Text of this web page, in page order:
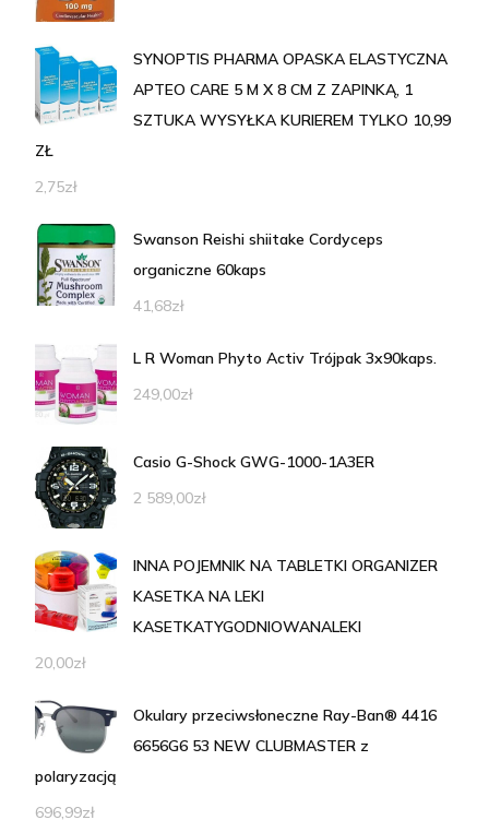
SYNOPTIS PHARMA OPASKA ELASTYCZNA
APTEO CARE 5 M X 8 CM Z ZAPINKĄ, 1
SZTUKA WYSYŁKA KURIEREM TYLKO 10,99
ZŁ
2,75zł
Swanson Reishi shiitake Cordyceps
organiczne 60kaps
41,68zł
L R Woman Phyto Activ Trójpak 3x90kaps.
249,00zł
Casio G-Shock GWG-1000-1A3ER
2 589,00zł
INNA POJEMNIK NA TABLETKI ORGANIZER
KASETKA NA LEKI
KASETKATYGODNIOWANALEKI
20,00zł
Okulary przeciwsłoneczne Ray-Ban® 4416
6656G6 53 NEW CLUBMASTER z
polaryzacją
696,99zł